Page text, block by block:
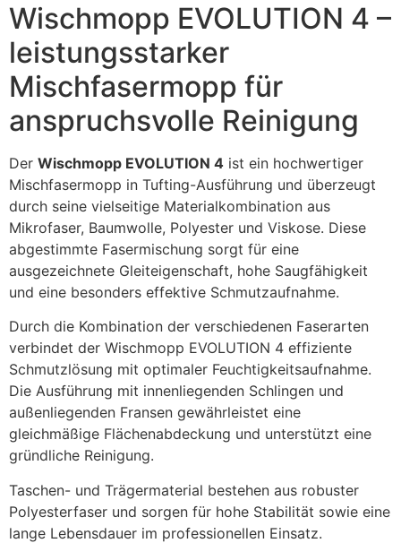
Wischmopp EVOLUTION 4 –
leistungsstarker
Mischfasermopp für
anspruchsvolle Reinigung
Der Wischmopp EVOLUTION 4 ist ein hochwertiger
Mischfasermopp in Tufting-Ausführung und überzeugt
durch seine vielseitige Materialkombination aus
Mikrofaser, Baumwolle, Polyester und Viskose. Diese
abgestimmte Fasermischung sorgt für eine
ausgezeichnete Gleiteigenschaft, hohe Saugfähigkeit
und eine besonders effektive Schmutzaufnahme.
Durch die Kombination der verschiedenen Faserarten
verbindet der Wischmopp EVOLUTION 4 effiziente
Schmutzlösung mit optimaler Feuchtigkeitsaufnahme.
Die Ausführung mit innenliegenden Schlingen und
außenliegenden Fransen gewährleistet eine
gleichmäßige Flächenabdeckung und unterstützt eine
gründliche Reinigung.
Taschen- und Trägermaterial bestehen aus robuster
Polyesterfaser und sorgen für hohe Stabilität sowie eine
lange Lebensdauer im professionellen Einsatz.